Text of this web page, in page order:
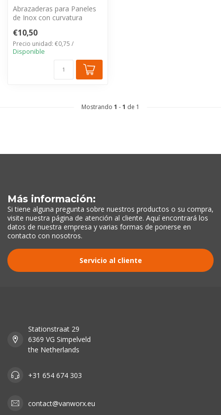
Abrazaderas para Paneles
de Inox con curvatura
universal ...
€10,50
Precio unidad: €0,75 /
Disponible
Mostrando 1 -1 de 1
Más información:
Si tiene alguna pregunta sobre nuestros productos o su compra,
visite nuestra página de atención al cliente. Aquí encontrará los
datos de nuestra empresa y varias formas de ponerse en
contacto con nosotros.
Servicio al cliente
Stationstraat 29
6369 VG Simpelveld
the Netherlands
+31 654 674 303
contact@vanworx.eu